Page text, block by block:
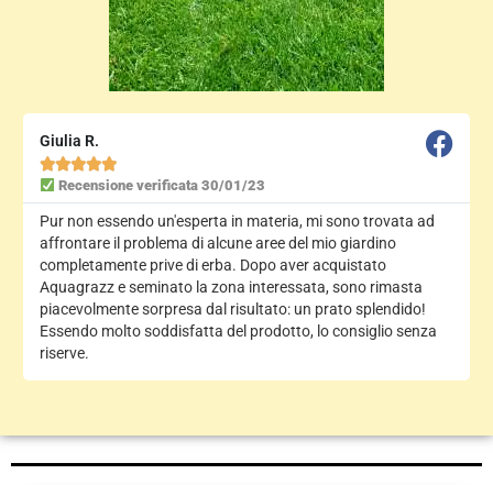
Giulia R.

Recensione verificata 30/01/23
Pur non essendo un'esperta in materia, mi sono trovata ad
affrontare il problema di alcune aree del mio giardino
completamente prive di erba. Dopo aver acquistato
Aquagrazz e seminato la zona interessata, sono rimasta
piacevolmente sorpresa dal risultato: un prato splendido!
Essendo molto soddisfatta del prodotto, lo consiglio senza
riserve.